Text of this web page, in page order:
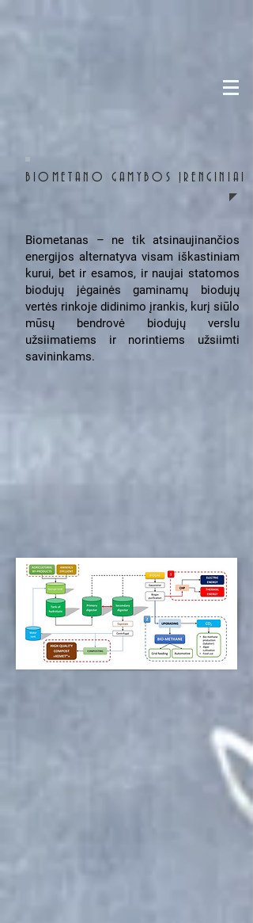
BIOMETANO GAMYBOS ĮRENGINIAI
Biometanas – ne tik atsinaujinančios
energijos alternatyva visam iškastiniam
kurui, bet ir esamos, ir naujai statomos
biodujų jėgainės gaminamų biodujų
vertės rinkoje didinimo įrankis, kurį siūlo
mūsų bendrovė biodujų verslu
užsiimatiems ir norintiems užsiimti
savininkams.